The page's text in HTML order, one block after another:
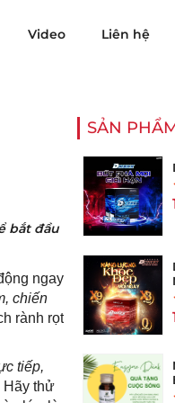
Video Liên hệ
bắt đầu
ngay
chiến
rành rọt
tiếp,
Hãy thử
SẢN